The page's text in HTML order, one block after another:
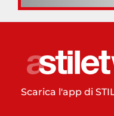
Scarica l'app di